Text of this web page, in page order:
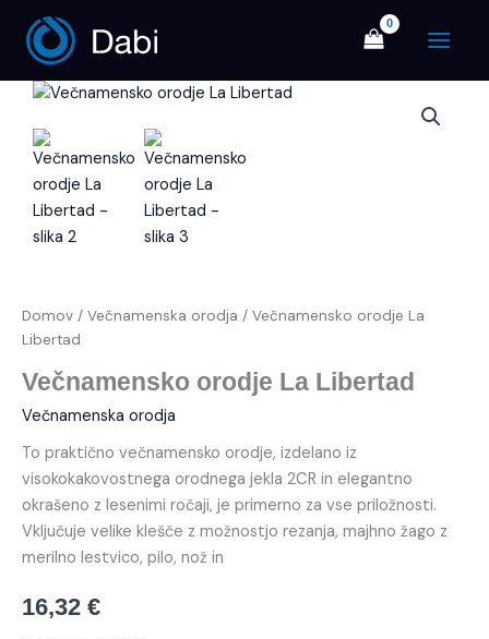
content
Domov / Večnamenska orodja / Večnamensko orodje La
Libertad
Večnamensko orodje La Libertad
Večnamenska orodja
To praktično večnamensko orodje, izdelano iz
visokokakovostnega orodnega jekla 2CR in elegantno
okrašeno z lesenimi ročaji, je primerno za vse priložnosti.
Vključuje velike klešče z možnostjo rezanja, majhno žago z
merilno lestvico, pilo, nož in
16,32 €
Večnamensko
La
Libertad
količina